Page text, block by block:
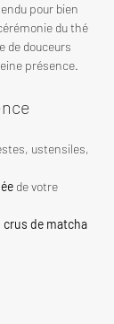
pour bien
du thé
de douceurs
présence.
ustensiles,
de votre
crus de matcha